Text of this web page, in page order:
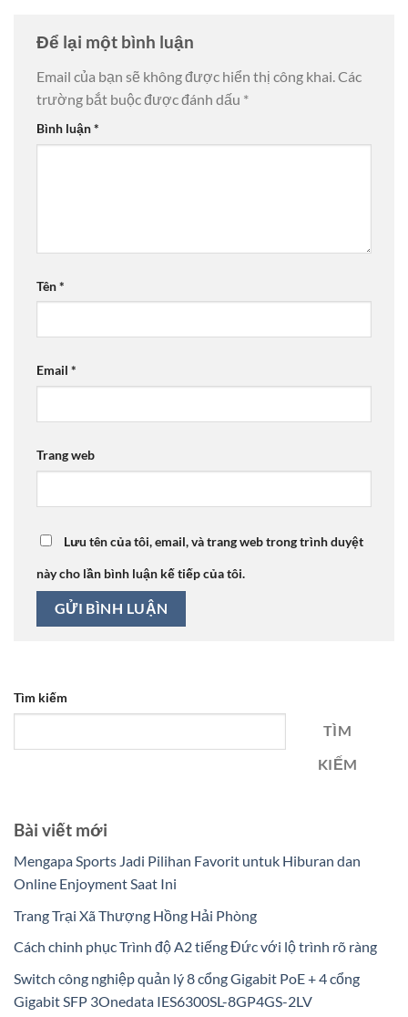
Để lại một bình luận
Email của bạn sẽ không được hiển thị công khai. Các
trường bắt buộc được đánh dấu *
Bình luận*
Tên*
Email *
Trang web
Lưu tên của tôi, email, và trang web trong trình duyệt
này cho lần bình luận kế tiếp của tôi.
Tìm kiếm
TÌM
KIẾM
Bài viết mới
Mengapa Sports Jadi Pilihan Favorit untuk Hiburan dan
Online Enjoyment Saat Ini
Trang Trại Xã Thượng Hồng Hải Phòng
Cách chinh phục Trình độ A2 tiếng Đức với lộ trình rõ ràng
Switch công nghiệp quản lý 8 cổng Gigabit PoE + 4 cổng
Gigabit SFP 3Onedata IES6300SL-8GP4GS-2LV